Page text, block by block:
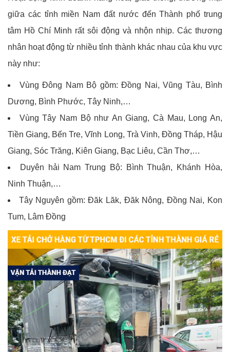
giữa các tỉnh miền Nam đất nước đến Thành phố trung
tâm Hồ Chí Minh rất sôi động và nhộn nhịp. Các thương
nhân hoạt động từ nhiều tỉnh thành khác nhau của khu vực
này như:
Vùng Đông Nam Bộ gồm: Đồng Nai, Vũng Tàu, Bình
Dương, Bình Phước, Tây Ninh,…
Vùng Tây Nam Bộ như An Giang, Cà Mau, Long An,
Tiền Giang, Bến Tre, Vĩnh Long, Trà Vinh, Đồng Tháp, Hậu
Giang, Sóc Trăng, Kiên Giang, Bạc Liêu, Cần Thơ,…
Duyên hải Nam Trung Bộ: Bình Thuận, Khánh Hòa,
Ninh Thuận,…
Tây Nguyên gồm: Đăk Lăk, Đăk Nông, Đồng Nai, Kon
Tum, Lâm Đồng